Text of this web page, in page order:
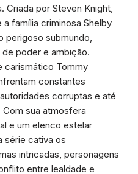
Criada por Steven Knight,
família criminosa Shelby
perigoso submundo,
poder e ambição.
carismático Tommy
constantes
corruptas e até
sua atmosfera
e um elenco estelar
série cativa os
intricadas, personagens
entre lealdade e